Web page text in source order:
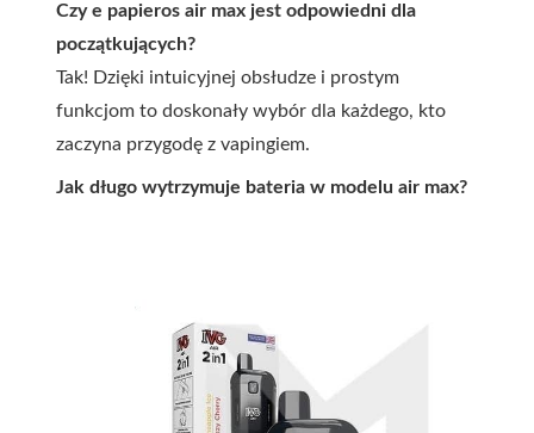
Czy e papieros air max jest odpowiedni dla
początkujących?
Tak! Dzięki intuicyjnej obsłudze i prostym
funkcjom to doskonały wybór dla każdego, kto
zaczyna przygodę z vapingiem.
Jak długo wytrzymuje bateria w modelu air max?